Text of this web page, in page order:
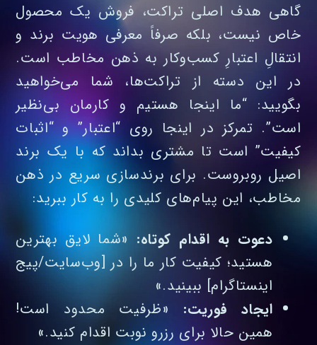
گاهی هدف اصلی تراکت، فروش یک محصول
خاص نیست، بلکه صرفاً معرفی هویت برند و
انتقالِ اعتبارِ کسب‌وکار به ذهن مخاطب است.
در این دسته از تراکت‌ها، شما می‌خواهید
بگویید: “ما اینجا هستیم و کارمان بی‌نظیر
است”. تمرکز در اینجا روی “اعتبار” و “اثبات
کیفیت” است تا مشتری بداند که با یک برند
اصیل روبروست. برای برندسازی سریع در ذهن
مخاطب، این پیام‌های کلیدی را به کار ببرید:
دعوت به اقدام کوتاه: «شما لایق بهترین
هستید؛ کیفیت کار ما را در [وب‌سایت/پیج
اینستاگرام] ببینید.»
ایجاد فوریت: «ظرفیت محدود است!
همین حالا برای رزرو نوبت اقدام کنید.»